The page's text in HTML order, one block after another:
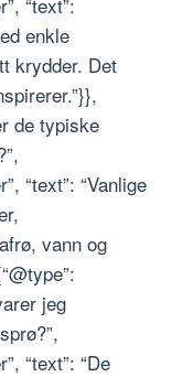
enkle
krydder. Det
de typiske
“text”: “Vanlige
vann og
jeg
“text”: “De